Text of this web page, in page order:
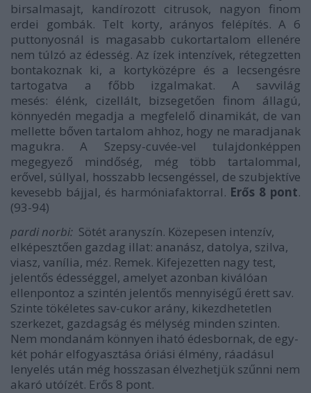
birsalmasajt, kandírozott citrusok, nagyon finom
erdei gombák. Telt korty, arányos felépítés. A 6
puttonyosnál is magasabb cukortartalom ellenére
nem túlzó az édesség. Az ízek intenzívek, rétegzetten
bontakoznak ki, a kortyközépre és a lecsengésre
tartogatva a főbb izgalmakat. A savvilág
mesés: élénk, cizellált, bizsegetően finom állagú,
könnyedén megadja a megfelelő dinamikát, de van
mellette bőven tartalom ahhoz, hogy ne maradjanak
magukra. A Szepsy-cuvée-vel tulajdonképpen
megegyező mindőség, még több tartalommal,
erővel, súllyal, hosszabb lecsengéssel, de szubjektíve
kevesebb bájjal, és harmóniafaktorral. Erős 8 pont.
(93-94)
pardi norbi: Sötét aranyszín. Közepesen intenzív,
elképesztően gazdag illat: ananász, datolya, szilva,
viasz, vanília, méz. Remek. Kifejezetten nagy test,
jelentős édességgel, amelyet azonban kiválóan
ellenpontoz a szintén jelentős mennyiségű érett sav.
Szinte tökéletes sav-cukor arány, kikezdhetetlen
szerkezet, gazdagság és mélység minden szinten.
Nem mondanám könnyen iható édesbornak, de egy-
két pohár elfogyasztása óriási élmény, ráadásul
lenyelés után még hosszasan élvezhetjük szűnni nem
akaró utóízét. Erős 8 pont.